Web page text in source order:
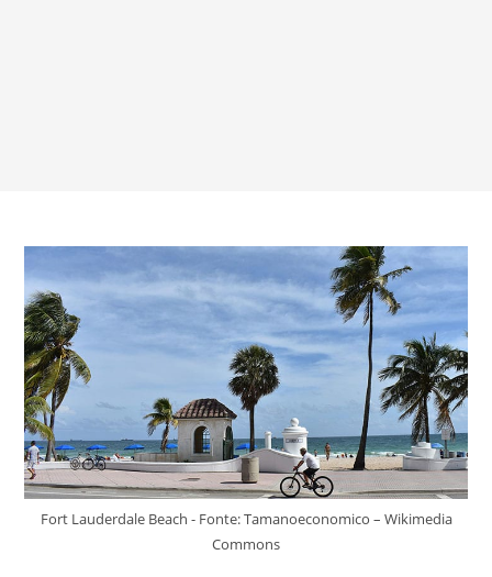
Fort Lauderdale Beach - Fonte: Tamanoeconomico – Wikimedia
Commons